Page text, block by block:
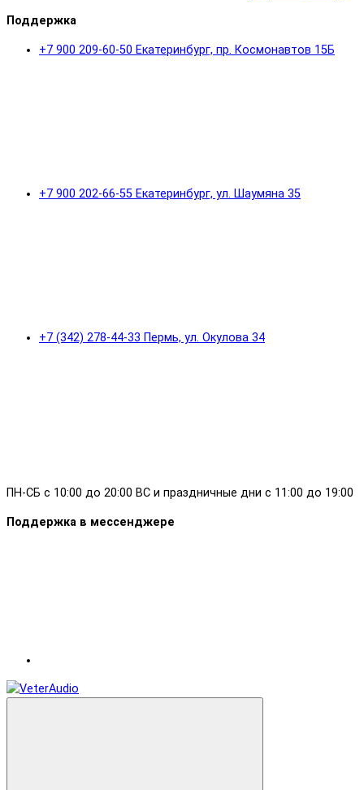
Поддержка
+7 900 209-60-50 Екатеринбург, пр. Космонавтов 15Б
+7 900 202-66-55 Екатеринбург, ул. Шаумяна 35
+7 (342) 278-44-33 Пермь, ул. Окулова 34
ПН-СБ с 10:00 до 20:00 ВС и праздничные дни с 11:00 до 19:00
Поддержка в мессенджере